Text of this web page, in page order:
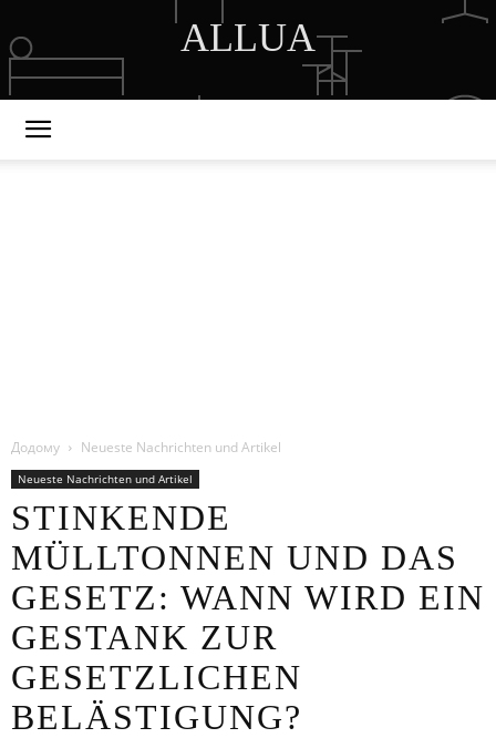
ALLUA
DISCOVER THE ART OF PUBLISHING
Додому Neueste Nachrichten und Artikel
Neueste Nachrichten und Artikel
STINKENDE
MÜLLTONNEN UND DAS
GESETZ: WANN WIRD EIN
GESTANK ZUR
GESETZLICHEN
BELÄSTIGUNG?